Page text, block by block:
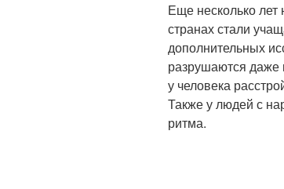
Еще несколько лет
странах стали
дополнительных
разрушаются даже
у человека
Также у людей с
ритма.